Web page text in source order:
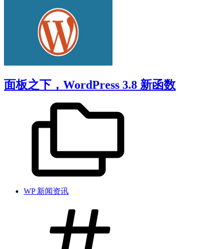
面板之下，WordPress 3.8 新函数
WP 新闻资讯